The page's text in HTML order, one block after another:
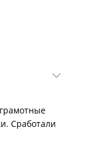
Сработали